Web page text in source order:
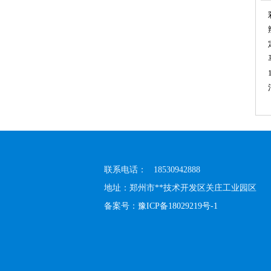
联系电话： 18530942888
地址：郑州市**技术开发区关庄工业园区
备案号： 豫ICP备18029219号-1